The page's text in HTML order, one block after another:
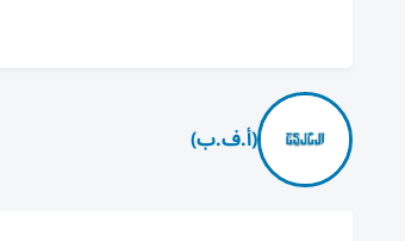
(أ.ف.ب)